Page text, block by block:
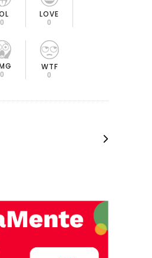
0
LOVE
0
0
WTF
0